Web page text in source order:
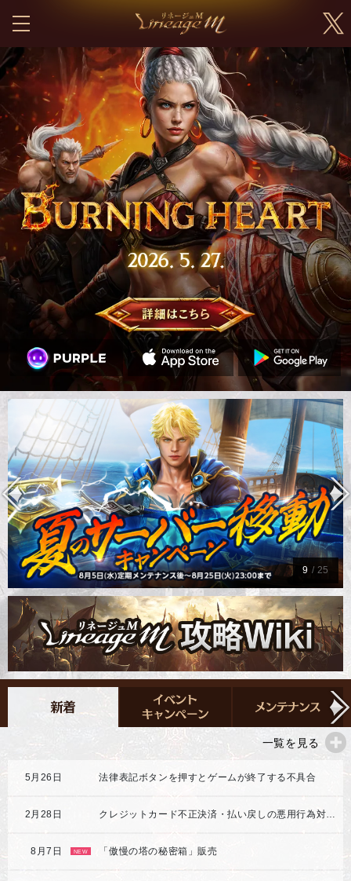
9 / 25
一覧を見る
5月26日 法律表記ボタンを押すとゲームが終了する不具合
2月28日
8月7日 NEW 「傲慢の塔の秘密箱」販売